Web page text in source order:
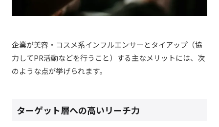
企業が美容・コスメ系インフルエンサーとタイアップ（協
力してPR活動などを行うこと）する主なメリットには、次
のような点が挙げられます。
ターゲット層への高いリーチ力